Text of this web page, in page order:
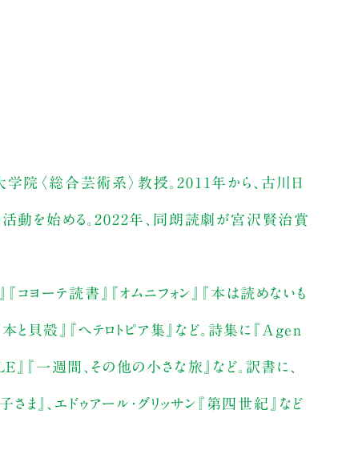
院〈総合芸術系〉教授。2011年から、古川日
活動を始める。2022年、同朗読劇が宮沢賢治賞
ヨーテ読書』『オムニフォン』『本は読めないも
と貝殻』『ヘテロトピア集』など。詩集に『Agen
一週間、その他の小さな旅』など。訳書に、
ま』、エドゥアール・グリッサン『第四世紀』など